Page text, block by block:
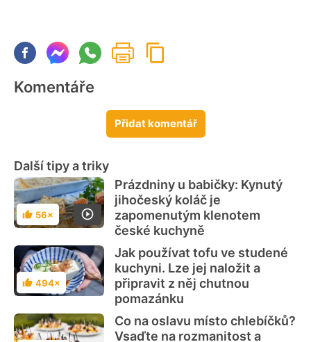
Komentáře
Přidat komentář
Další tipy a triky
Hodnocení
56×
Prázdniny u babičky: Kynutý
jihočeský koláč je
zapomenutým klenotem
české kuchyně
Hodnocení
494×
Jak používat tofu ve studené
kuchyni. Lze jej naložit a
připravit z něj chutnou
pomazánku
Co na oslavu místo chlebíčků?
Vsaďte na rozmanitost a